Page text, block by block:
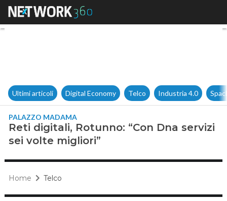
Reti digitali, Rotunno: “Con
Ultimi articoli Digital Economy Telco Industria 4.0
PALAZZO MADAMA
Reti digitali, Rotunno: “Con Dna servizi
sei volte migliori”
Home Telco